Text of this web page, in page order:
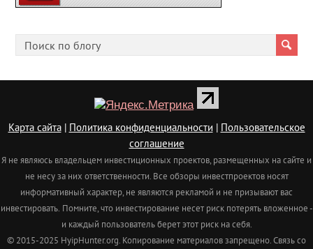
Карта сайта| Политика конфиденциальности | Пользовательское
соглашение
Я не являюсь владельцем инвестиционных проектов, размещенных на сайте и
не несу за них ответственности. Все обзоры инвестпроектов носят
информативный характер, не являются рекламой и не призывают вас
инвестировать. Помните, что инвестирование несет риск потерять вложенное -
и каждый пользователь берет этот риск на себя.
© 2015-2025 HyipHunter.org. Копирование материалов запрещено. Связь со